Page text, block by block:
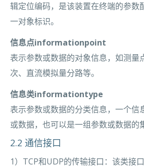
辑定位编码，是该装置在终端的参数
一对象标识。
信息点informationpoint
表示参数或数据的对象信息，如测量
次、直流模拟量分路等。
信息类informationtype
表示参数或数据的分类信息，一个信
或数据，也可以是一组参数或数据的
2.2 通信接口
1）TCP和UDP的传输接口：该类接